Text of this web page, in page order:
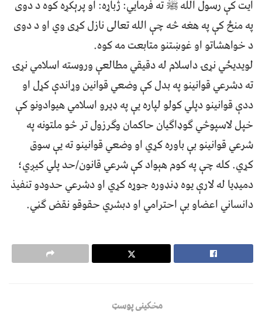
ایت کې رسول الله ﷺ ته فرمایي: ژباړه: او پرېکړه کوه د دوی
په منځ کې په هغه څه چې الله تعالی نازل کړی وي او د دوی
د خواهشاتو او غوښتنو متابعت مه کوه.
لويديځي نړۍ داسلام له دقیقي مطالعې وروسته اسلامي نړۍ
ته دشرعي قوانينو په بدل کې وضعي قوانين وړاندې کړل او
ددې قوانينو دپلي کولو لپاره يې په ډيرو اسلامي هيوادونو کې
خپل لاسپوڅي ګوډاګيان حاکمان وګرزول تر څو ملتونه په
شرعي قوانينو بې باوره کړي او وضعي قوانينو ته يې سوق
کړي. کله چې په کوم هېواد کې شرعي قانون/حد پلي کيږي؛
دميډيا له لارې یوه ډنډوره جوړه کړي او دشرعي حدودو تنفيذ
دانساني اعضاو بې احترامي او دبشري حقوقو نقض ګڼي.
مخکینی پوسټ